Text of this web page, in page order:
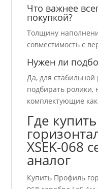
Что важнее
покупкой?
Толщину
совместимость с
Нужен ли
Да, для
подбирать
комплектующие
Где
ХSEK-068
аналог
Купить Профиль